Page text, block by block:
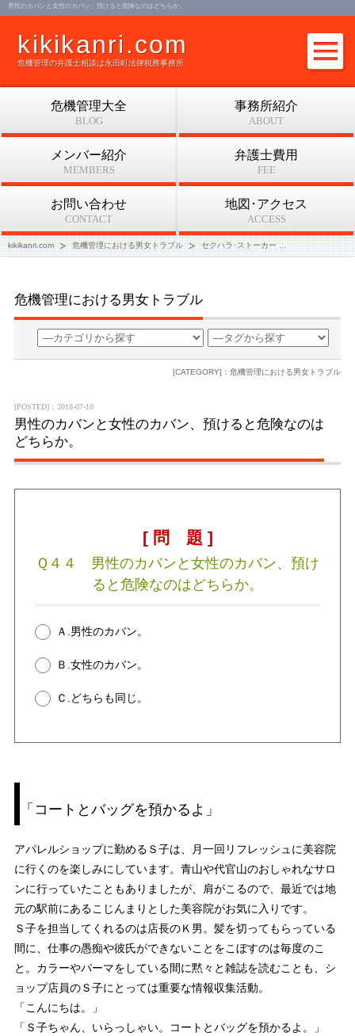
kikikanri.com
危機管理の弁護士相談は永田町法律税務事務所
男性のカバンと女性のカバン、預けると危険なのはどちらか。
危機管理大全
BLOG
事務所紹介
ABOUT
メンバー紹介
MEMBERS
弁護士費用
FEE
お問い合わせ
CONTACT
地図･アクセス
ACCESS
kikikanri.com 危機管理における男女トラブル セクハラ･ストーカー 男性のカバンと
危機管理における男女トラブル
[CATEGORY]：危機管理における男女トラブル
男性のカバンと女性のカバン、預けると危険なのは
どちらか。
[POSTED]：2018-07-10
[ 問 題 ]
Ｑ４４ 男性のカバンと女性のカバン、預け
ると危険なのはどちらか。
Ａ.男性のカバン。
Ｂ.女性のカバン。
Ｃ.どちらも同じ。
「コートとバッグを預かるよ」
アパレルショップに勤めるＳ子は、月一回リフレッシュに美容院
に行くのを楽しみにしています。青山や代官山のおしゃれなサロ
ンに行っていたこともありましたが、肩がこるので、最近では地
元の駅前にあるこじんまりとした美容院がお気に入りです。
Ｓ子を担当してくれるのは店長のＫ男。髪を切ってもらっている
間に、仕事の愚痴や彼氏ができないことをこぼすのは毎度のこ
と。カラーやパーマをしている間に黙々と雑誌を読むことも、シ
ョップ店員のＳ子にとっては重要な情報収集活動。
「こんにちは。」
「Ｓ子ちゃん、いらっしゃい。コートとバッグを預かるよ。」